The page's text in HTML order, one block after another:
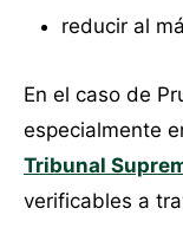
reducir al
En el caso de
especialmente
Tribunal
verificables a